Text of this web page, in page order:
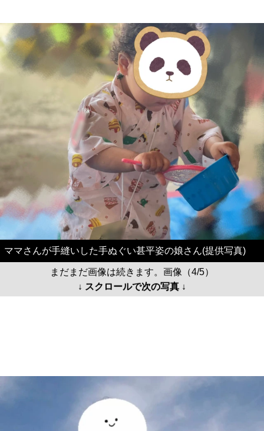
ママさんが手縫いした手ぬぐい甚平姿の娘さん(提供写真)
まだまだ画像は続きます。画像（4/5）
↓ スクロールで次の写真 ↓